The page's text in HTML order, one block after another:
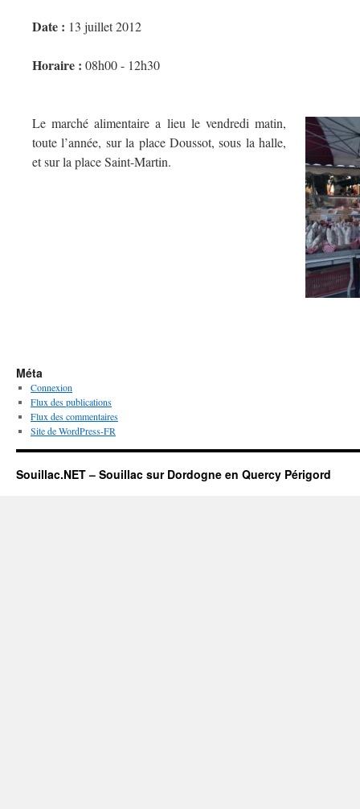
Date : 13 juillet 2012
Horaire : 08h00 - 12h30
Le marché alimentaire a lieu le vendredi matin,
toute l’année, sur la place Doussot, sous la halle,
et sur la place Saint-Martin.
Méta
Connexion
Flux des publications
Flux des commentaires
Site de WordPress-FR
Souillac.NET – Souillac sur Dordogne en Quercy Périgord